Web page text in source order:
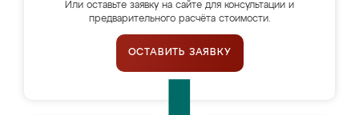
Или оставьте заявку на сайте для консультации и
предварительного расчёта стоимости.
ОСТАВИТЬ ЗАЯВКУ